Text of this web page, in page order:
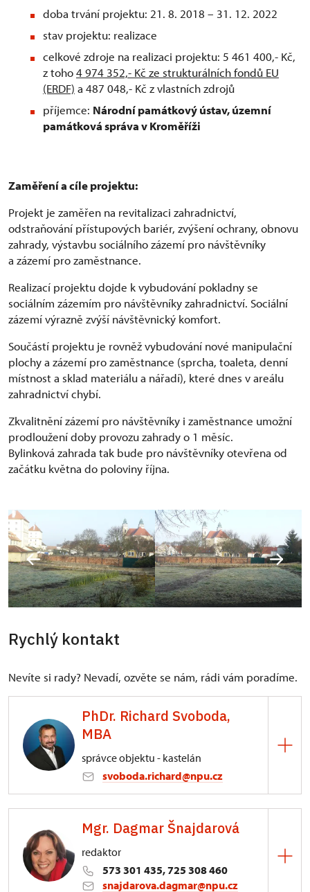
doba trvání projektu: 21. 8. 2018 – 31. 12. 2022
stav projektu: realizace
celkové zdroje na realizaci projektu: 5 461 400,- Kč,
z toho4 974 352,- Kč ze strukturálních fondů EU
(ERDF) a 487 048,- Kč z vlastních zdrojů
příjemce: Národní památkový ústav, územní
památková správa v Kroměříži
Zaměření a cíle projektu:
Projekt je zaměřen na revitalizaci zahradnictví,
odstraňování přístupových bariér, zvýšení ochrany, obnovu
zahrady, výstavbu sociálního zázemí pro návštěvníky
a zázemí pro zaměstnance.
Realizací projektu dojde k vybudování pokladny se
sociálním zázemím pro návštěvníky zahradnictví. Sociální
zázemí výrazně zvýší návštěvnický komfort.
Součástí projektu je rovněž vybudování nové manipulační
plochy a zázemí pro zaměstnance (sprcha, toaleta, denní
místnost a sklad materiálu a nářadí), které dnes v areálu
zahradnictví chybí.
Zkvalitnění zázemí pro návštěvníky i zaměstnance umožní
prodloužení doby provozu zahrady o 1 měsíc.
Bylinková zahrada tak bude pro návštěvníky otevřena od
začátku května do poloviny října.
Rychlý kontakt
Nevíte si rady? Nevadí, ozvěte se nám, rádi vám poradíme.
PhDr. Richard Svoboda,
MBA
správce objektu - kastelán
svoboda.richard@npu.cz
Zámek 1/, Valtice 69142
Absolvent Filozofické fakulty Masarykovy univerzity
v Brně a Brno International Business School
(Nottingham Trent University), MBA. Pracoval na
Mgr. Dagmar Šnajdarová
redaktor
573 301 435, 725 308 460
snajdarova.dagmar@npu.cz